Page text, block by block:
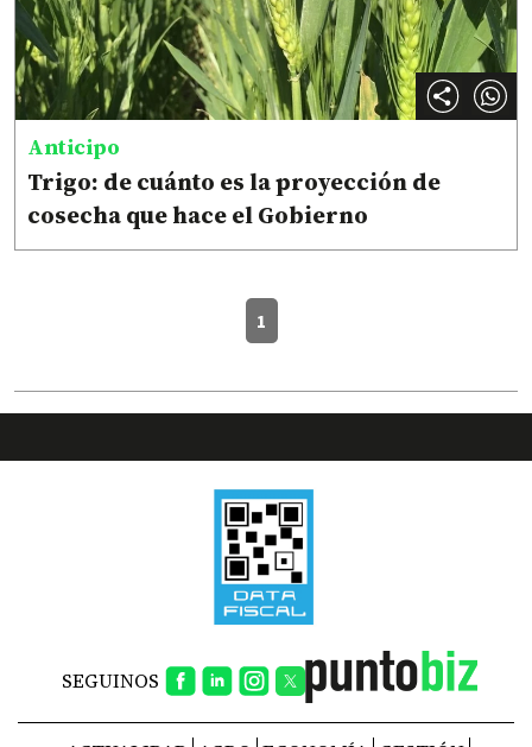
Anticipo
Trigo: de cuánto es la proyección de
cosecha que hace el Gobierno
1
SEGUINOS